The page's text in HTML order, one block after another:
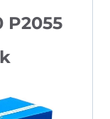
P2055